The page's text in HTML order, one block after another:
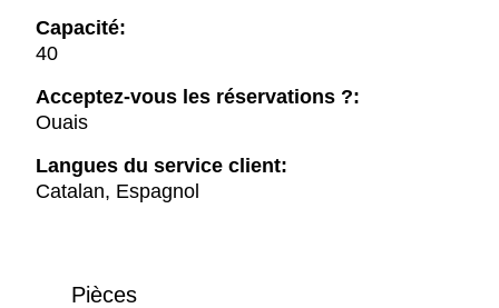
Capacité:
40
Acceptez-vous les réservations ?:
Ouais
Langues du service client:
Catalan, Espagnol
Pièces